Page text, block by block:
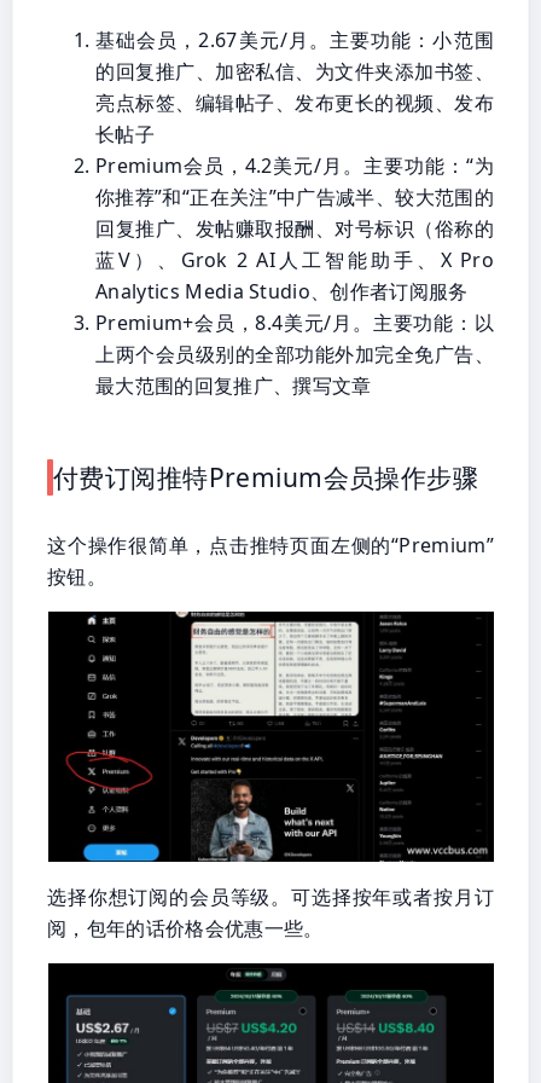
基础会员，2.67美元/月。主要功能：小范围
的回复推广、加密私信、为文件夹添加书签、
亮点标签、编辑帖子、发布更长的视频、发布
长帖子
Premium会员，4.2美元/月。主要功能：“为
你推荐”和“正在关注”中广告减半、较大范围的
回复推广、发帖赚取报酬、对号标识（俗称的
蓝V）、Grok 2 AI人工智能助手、X Pro
Analytics Media Studio、创作者订阅服务
Premium+会员，8.4美元/月。主要功能：以
上两个会员级别的全部功能外加完全免广告、
最大范围的回复推广、撰写文章
付费订阅推特Premium会员操作步骤
这个操作很简单，点击推特页面左侧的“Premium”
按钮。
选择你想订阅的会员等级。可选择按年或者按月订
阅，包年的话价格会优惠一些。